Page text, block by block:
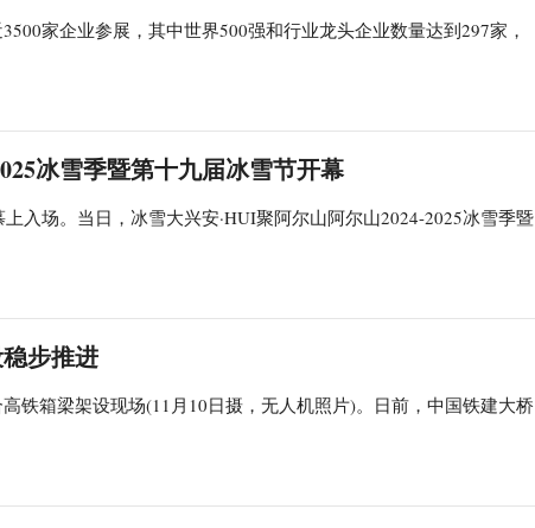
家企业参展，其中世界500强和行业龙头企业数量达到297家，
冰雪季暨第十九届冰雪节开幕
入场。当日，冰雪大兴安·HUI聚阿尔山阿尔山2024-2025冰雪季暨
步推进
铁箱梁架设现场(11月10日摄，无人机照片)。日前，中国铁建大桥